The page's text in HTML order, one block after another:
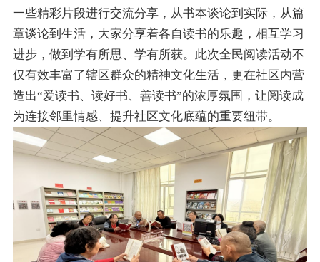
一些精彩片段进行交流分享，从书本谈论到实际，从篇
章谈论到生活，大家分享着各自读书的乐趣，相互学习
进步，做到学有所思、学有所获。此次全民阅读活动不
仅有效丰富了辖区群众的精神文化生活，更在社区内营
造出“爱读书、读好书、善读书”的浓厚氛围，让阅读成
为连接邻里情感、提升社区文化底蕴的重要纽带。